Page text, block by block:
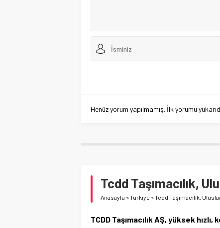
Henüz yorum yapılmamış. İlk yorumu
Tcdd Taşımacılık,
Anasayfa »Türkiye »Tcdd Taşımacılık,
TCDD Taşımacılık AŞ, yüksek